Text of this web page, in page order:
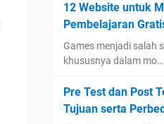
12 Website untuk
Pembelajaran
Games menjadi salah
khususnya dalam mo…
Pre Test dan Post
Tujuan serta